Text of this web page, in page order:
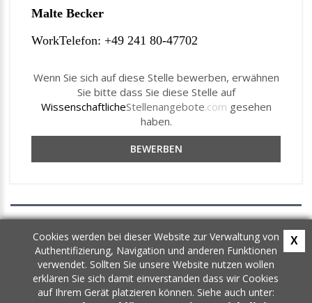
Malte Becker
WorkTelefon: +49 241 80-47702
Wenn Sie sich auf diese Stelle bewerben, erwähnen
Sie bitte dass Sie diese Stelle auf
WissenschaftlicheStellenangebote.com gesehen
haben.
BEWERBEN
AGB
Datenschutz
Newsletter
Kontakt
Cookies werden bei dieser Website zur Verwaltung von
Authentifizierung, Navigation und anderen Funktionen
verwendet. Sollten Sie unsere Website nutzen wollen
erklären Sie sich damit einverstanden dass wir Cookies
auf Ihrem Gerät platzieren können. Siehe auch unter:
X